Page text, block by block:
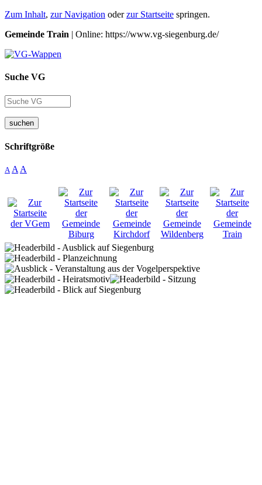
Zum Inhalt, zur Navigation oderzur Startseite springen.
Gemeinde Train | Online: https://www.vg-siegenburg.de/
Suche VG
suchen
Schriftgröße
A A A